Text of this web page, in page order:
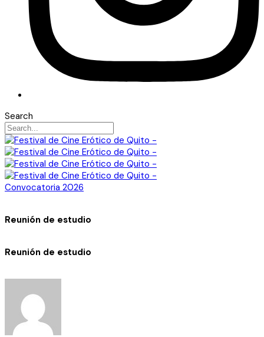
Search
Convocatoria 2026
Reunión de estudio
Reunión de estudio